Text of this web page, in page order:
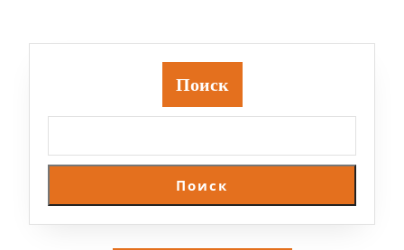
Поиск
Поиск